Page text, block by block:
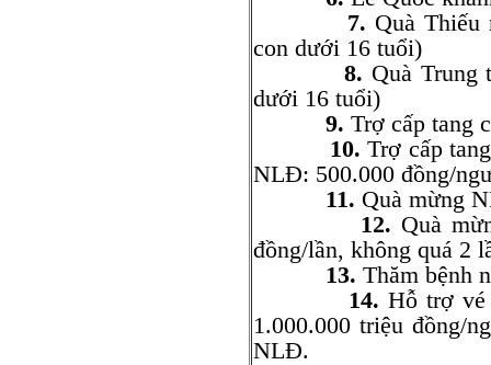
7. Quà
con dưới 16 tuổi)
8. Quà Trung
dưới 16 tuổi)
9. Trợ cấp tang
10. Trợ cấp
NLĐ: 500.000 đồng/
11. Quà mừng
12. Quà
đồng/lần, không quá 2
13. Thăm bệnh
14. Hỗ trợ vé
1.000.000 triệu đồng/
NLĐ.